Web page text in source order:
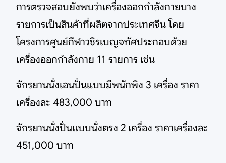
การตรวจสอบยังพบว่าเครื่องออกกำลังกายบาง
รายการเป็นสินค้าที่ผลิตจากประเทศจีน โดย
โครงการศูนย์กีฬาวชิรเบญจทัศประกอบด้วย
เครื่องออกกำลังกาย 11 รายการ เช่น
จักรยานนั่งเอนปั่นแบบมีพนักพิง 3 เครื่อง ราคา
เครื่องละ 483,000 บาท
จักรยานนั่งปั่นแบบนั่งตรง 2 เครื่อง ราคาเครื่องละ
451,000 บาท